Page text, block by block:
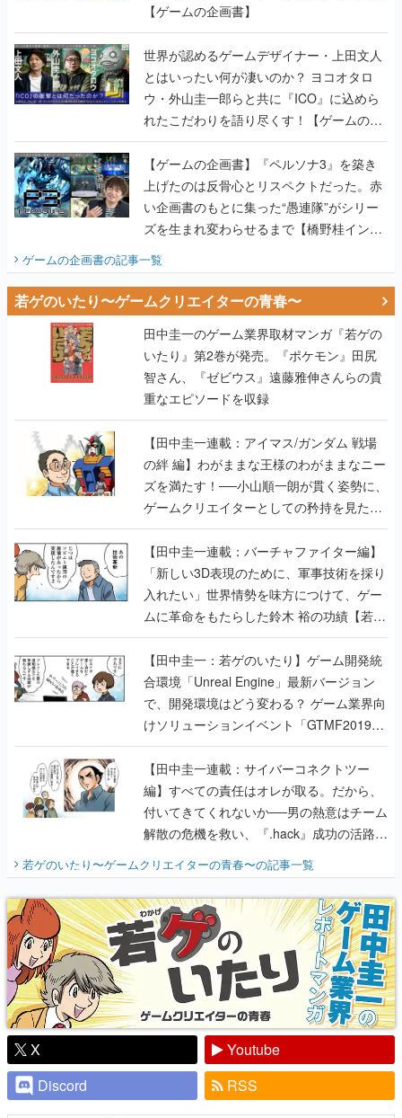
【ゲームの企画書】
世界が認めるゲームデザイナー・上田文人
とはいったい何が凄いのか？ ヨコオタロ
ウ・外山圭一郎らと共に『ICO』に込めら
れたこだわりを語り尽くす！【ゲームの企
画書】
【ゲームの企画書】『ペルソナ3』を築き
上げたのは反骨心とリスペクトだった。赤
い企画書のもとに集った“愚連隊”がシリー
ズを生まれ変わらせるまで【橋野桂インタ
ゲームの企画書の記事一覧
若ゲのいたり〜ゲームクリエイターの青春〜
田中圭一のゲーム業界取材マンガ『若ゲの
いたり』第2巻が発売。『ポケモン』田尻
智さん、『ゼビウス』遠藤雅伸さんらの貴
重なエピソードを収録
【田中圭一連載：アイマス/ガンダム 戦場
の絆 編】わがままな王様のわがままなニー
ズを満たす！──小山順一朗が貫く姿勢に、
ゲームクリエイターとしての矜持を見た
【若ゲのいたり最終回】
【田中圭一連載：バーチャファイター編】
「新しい3D表現のために、軍事技術を採り
入れたい」世界情勢を味方につけて、ゲー
ムに革命をもたらした鈴木 裕の功績【若ゲ
のいたり】
【田中圭一：若ゲのいたり】ゲーム開発統
合環境「Unreal Engine」最新バージョン
で、開発環境はどう変わる？ ゲーム業界向
けソリューションイベント「GTMF2019」
に行って、より理解を深めよう【PR】
【田中圭一連載：サイバーコネクトツー
編】すべての責任はオレが取る。だから、
付いてきてくれないか──男の熱意はチーム
解散の危機を救い、『.hack』成功の活路を
『少年ジャンプ』色だった【若ゲのいた
り】
若ゲのいたり〜ゲームクリエイターの青春〜の記事一覧
X
Youtube
Discord
RSS